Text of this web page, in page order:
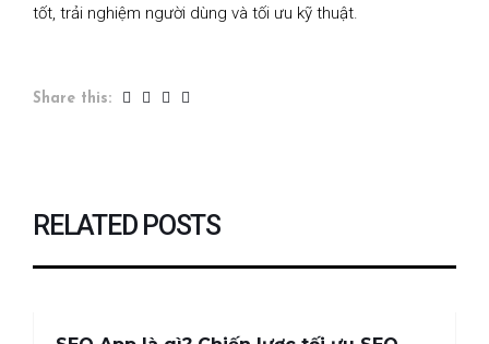
tốt, trải nghiệm người dùng và tối ưu kỹ thuật.
Share this:
RELATED POSTS